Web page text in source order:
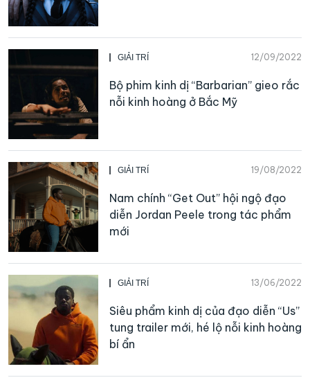
GIẢI TRÍ 12/09/2022
Bộ phim kinh dị “Barbarian” gieo rắc
nỗi kinh hoàng ở Bắc Mỹ
GIẢI TRÍ 19/08/2022
Nam chính “Get Out” hội ngộ đạo
diễn Jordan Peele trong tác phẩm
mới
GIẢI TRÍ 13/06/2022
Siêu phẩm kinh dị của đạo diễn “Us”
tung trailer mới, hé lộ nỗi kinh hoàng
bí ẩn